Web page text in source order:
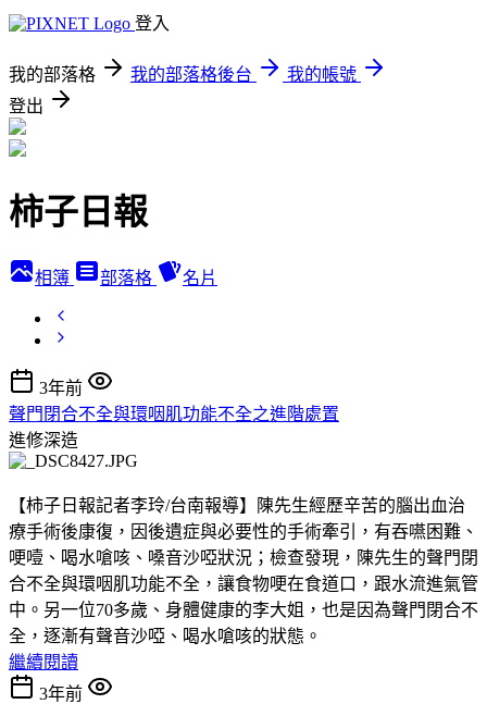
登入
我的部落格 我的部落格後台
我的帳號
登出
柿子日報
相簿 部落格 名片
3年前
聲門閉合不全與環咽肌功能不全之進階處置
進修深造
【柿子日報記者李玲/台南報導】陳先生經歷辛苦的腦出血治
療手術後康復，因後遺症與必要性的手術牽引，有吞嚥困難、
哽噎、喝水嗆咳、嗓音沙啞狀況；檢查發現，陳先生的聲門閉
合不全與環咽肌功能不全，讓食物哽在食道口，跟水流進氣管
中。另一位70多歲、身體健康的李大姐，也是因為聲門閉合不
全，逐漸有聲音沙啞、喝水嗆咳的狀態。
繼續閱讀
3年前